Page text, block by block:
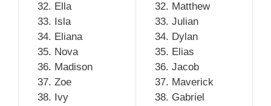
Ella
Isla
Eliana
Nova
Madison
Zoe
Ivy
Matthew
Julian
Dylan
Elias
Jacob
Maverick
Gabriel